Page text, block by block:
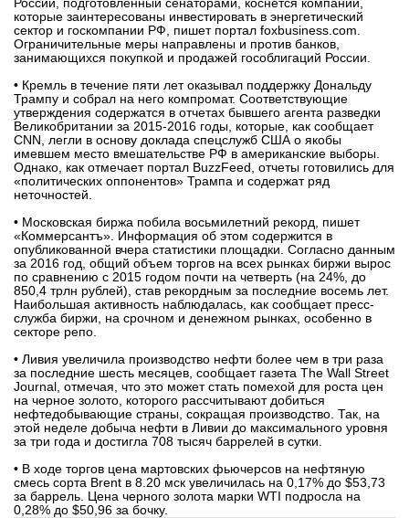
Стать автором
Вход
которые заинтересованы инвестировать в энергетический
сектор и госкомпании РФ, пишет портал foxbusiness.com.
Ограничительные меры направлены и против банков,
занимающихся покупкой и продажей гособлигаций России.
• Кремль в течение пяти лет оказывал поддержку Дональду
Трампу и собрал на него компромат. Соответствующие
утверждения содержатся в отчетах бывшего агента разведки
Великобритании за 2015-2016 годы, которые, как сообщает
CNN, легли в основу доклада спецслужб США о якобы
имевшем место вмешательстве РФ в американские выборы.
Однако, как отмечает портал BuzzFeed, отчеты готовились для
«политических оппонентов» Трампа и содержат ряд
неточностей.
• Московская биржа побила восьмилетний рекорд, пишет
«Коммерсантъ». Информация об этом содержится в
опубликованной вчера статистики площадки. Согласно данным
за 2016 год, общий объем торгов на всех рынках биржи вырос
по сравнению с 2015 годом почти на четверть (на 24%, до
850,4 трлн рублей), став рекордным за последние восемь лет.
Наибольшая активность наблюдалась, как сообщает пресс-
служба биржи, на срочном и денежном рынках, особенно в
секторе репо.
• Ливия увеличила производство нефти более чем в три раза
за последние шесть месяцев, сообщает газета The Wall Street
Journal, отмечая, что это может стать помехой для роста цен
на черное золото, которого рассчитывают добиться
нефтедобывающие страны, сокращая производство. Так, на
этой неделе добыча нефти в Ливии до максимального уровня
за три года и достигла 708 тысяч баррелей в сутки.
• В ходе торгов цена мартовских фьючерсов на нефтяную
смесь сорта Brent в 8.20 мск увеличилась на 0,17% до $53,73
за баррель. Цена черного золота марки WTI подросла на
0,28% до $50,96 за бочку.